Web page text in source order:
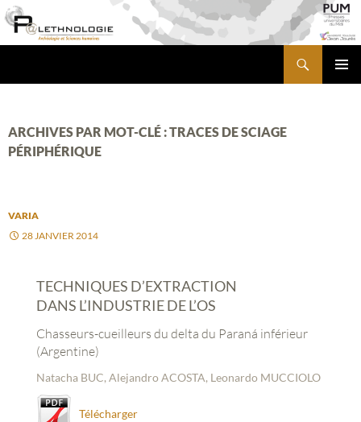
Aller
au
contenu
ARCHIVES PAR MOT-CLÉ : TRACES DE SCIAGE
PÉRIPHÉRIQUE
VARIA
28 JANVIER 2014
TECHNIQUES D’EXTRACTION
DANS L’INDUSTRIE DE L’OS
Chasseurs-cueilleurs du delta du Paraná inférieur
(Argentine)
Natacha BUC, Alejandro ACOSTA, Leonardo MUCCIOLO
Télécharger